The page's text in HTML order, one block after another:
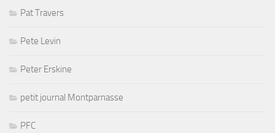
Pat Travers
Pete Levin
Peter Erskine
petit journal Montparnasse
PFC